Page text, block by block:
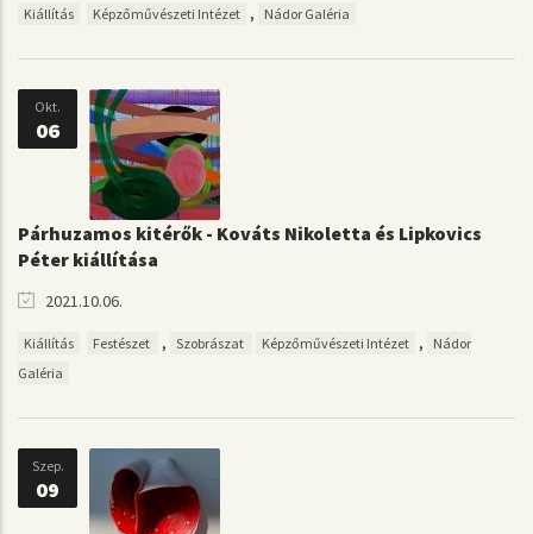
Kiállítás Képzőművészeti Intézet , Nádor Galéria
Okt.
06
Párhuzamos kitérők - Kováts Nikoletta és Lipkovics
Péter kiállítása
2021.10.06.
Kiállítás Festészet , Szobrászat Képzőművészeti Intézet ,
Nádor
Galéria
Szep.
09